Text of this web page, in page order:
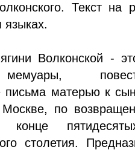
Текст на
языках.
Волконской -
матерью к
по
столетия.